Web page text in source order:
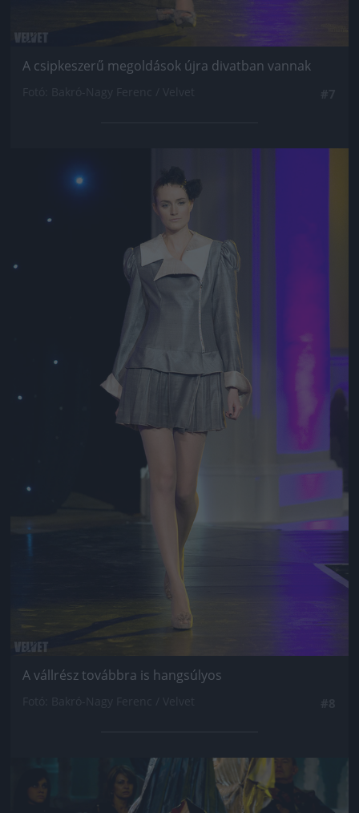
A csipkeszerű megoldások újra divatban vannak
A vállrész továbbra is hangsúlyos
Jön még kép!